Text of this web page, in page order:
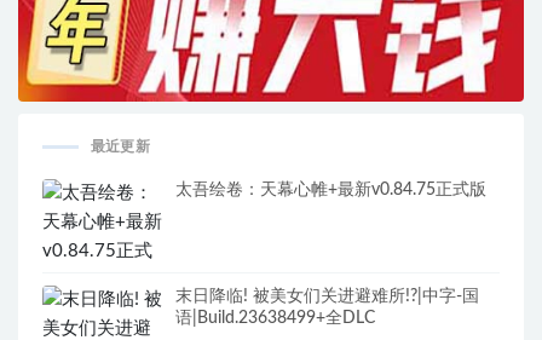
最近更新
太吾绘卷：天幕心帷+最新v0.84.75正式版
末日降临! 被美女们关进避难所!?|中字-国
语|Build.23638499+全DLC